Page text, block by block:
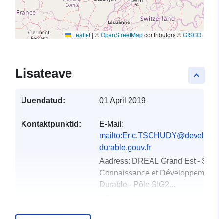
Leaflet | ©OpenStreetMapcontributors ©GISCO
keyboard_arrow_up
Lisateave
Uuendatud: 01 April 2019
Kontaktpunktid:
E-Mail:
durable.gouv.fr
Aadress: DREAL Grand Est -
Connaissance et Développement
Durable - Pôle SIG2...